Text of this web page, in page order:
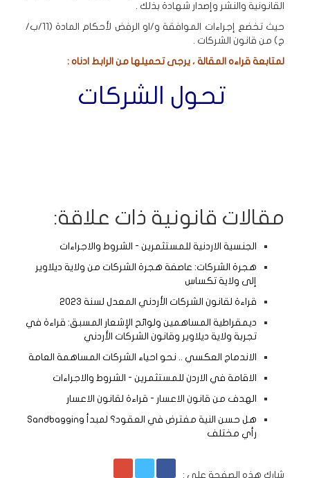
القانونية والنشر وإصدار شهادة بذلك .
حيث تخضع إجراءات الموافقة و/او الرفض لأحكام المادة (11/ب/
ج) من قانون الشركات .
لمتابعة قراءه المقالة ، يرجى تحميلها من الرابط ادناه :
تحول الشركات
مقالات قانونية ذات علاقة:
الجنسية الاردنية للمستثمرين - الشروط والاجراءات
هجرة الشركات: عاصفة هجرة الشركات من ولاية ديلاوير
إلى ولاية تكساس
قراءة لقانون الشركات الأردني المعدل لسنة 2023
ديمقراطية المساهمين ولوائح الإشعار المسبق: قراءة في
تجربة ولاية ديلاوير وقانون الشركات الأردني
الاندماج العكسي .. نحو احياء الشركات المساهمة العامة
الاقامة في الاردن للمستثمرين - الشروط والاجراءات
الهدف من قانون الاعسار - قراءة لقانون الاعسار
هل حسن النية مفترض في العقود؟ لمبدأ Sandbagging
رأي مختلف
شارك هذه الصفحة على :